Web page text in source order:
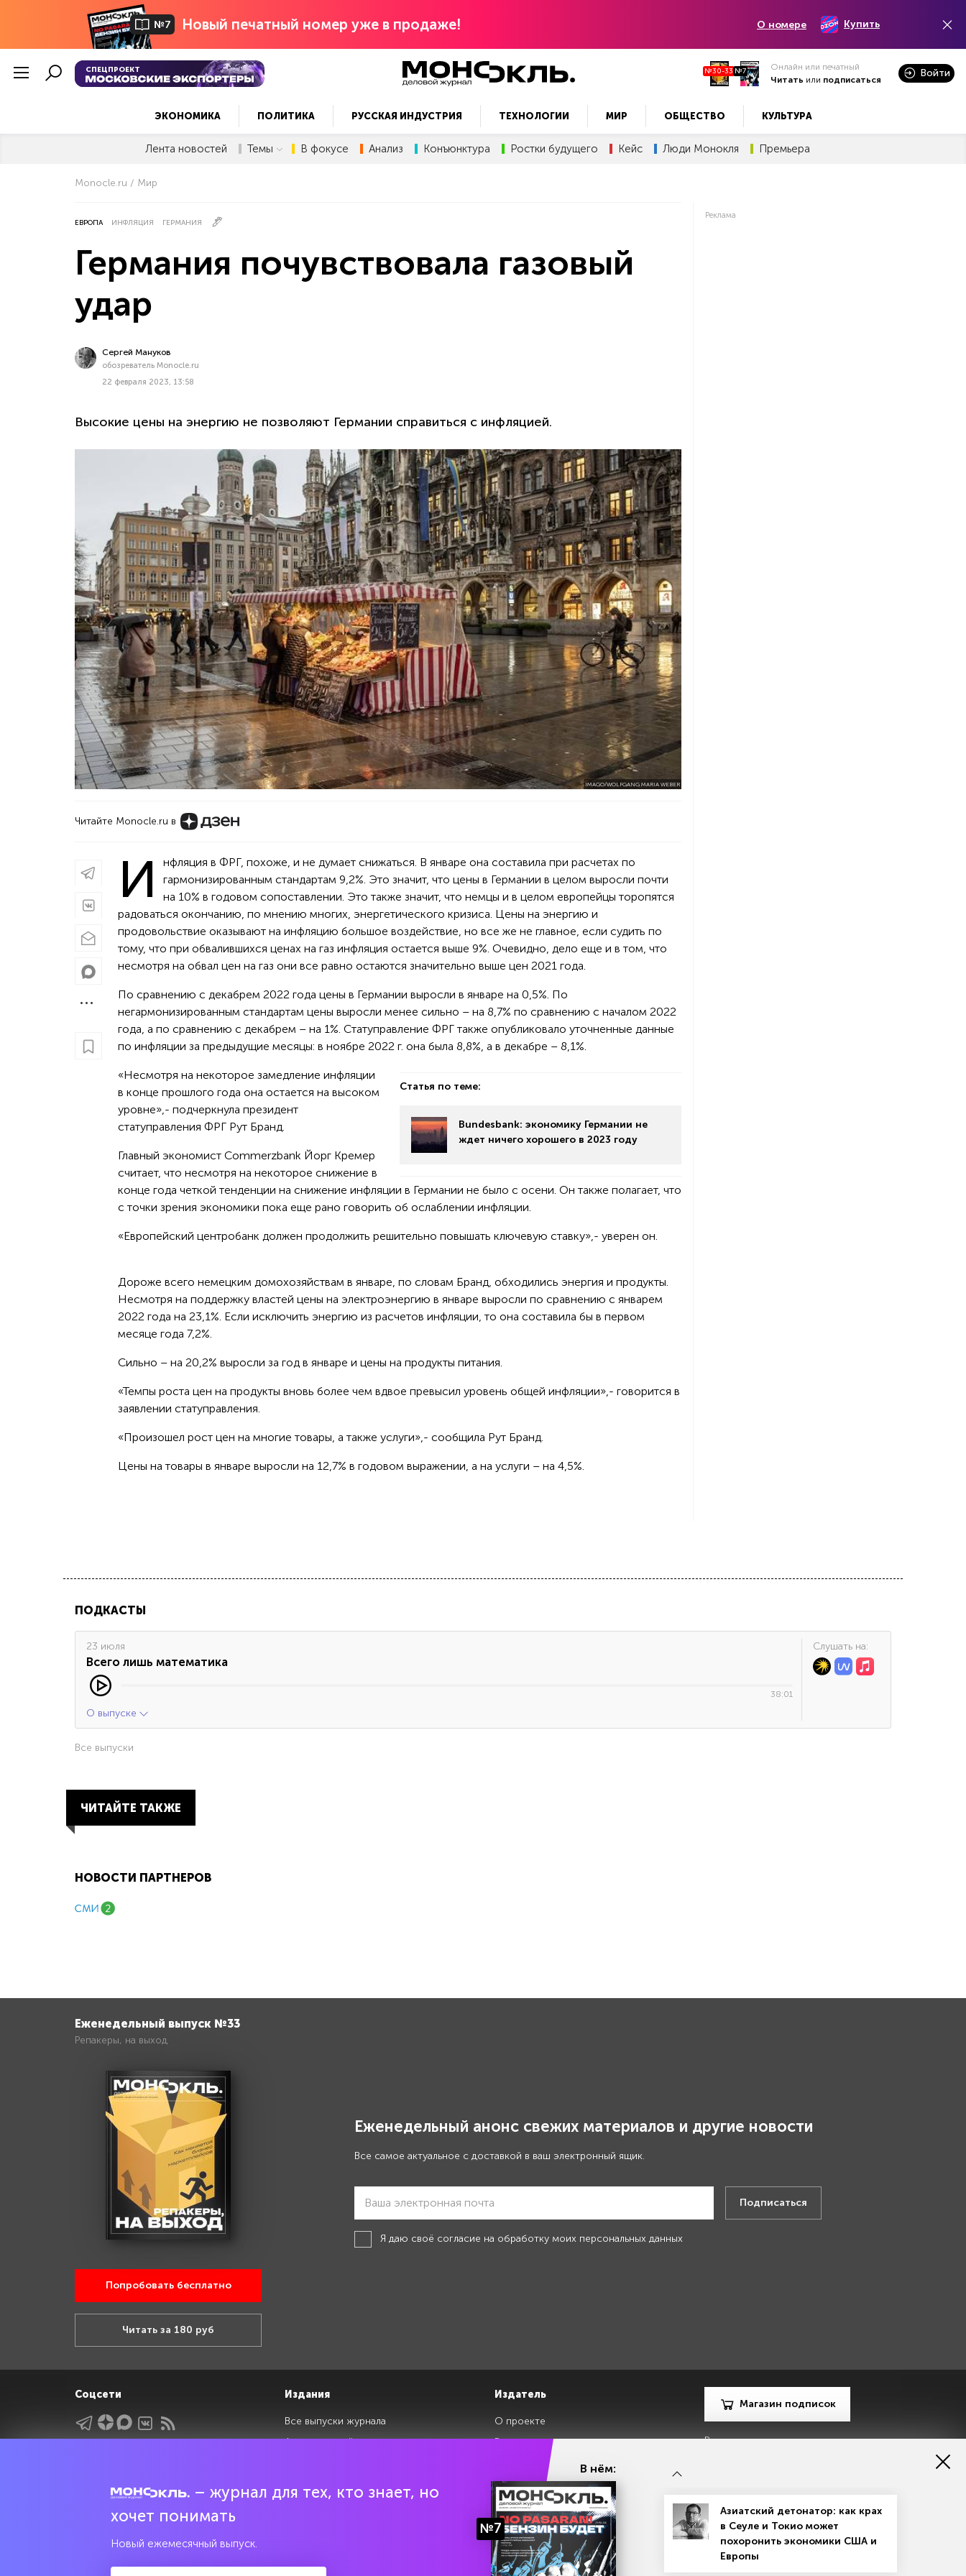
№7 Новый печатный номер уже в продаже! О номере Купить
СПЕЦПРОЕКТ №30-33 №7
Онлайн или печатный
Читать или подписаться
Войти
ЭКОНОМИКА ПОЛИТИКА РУССКАЯ ИНДУСТРИЯ ТЕХНОЛОГИИ МИР ОБЩЕСТВО КУЛЬТУРА
Лента новостей Темы В фокусе Анализ Конъюнктура Ростки будущего Кейс Люди Монокля Премьера
Monocle.ru Мир
ЕВРОПА ИНФЛЯЦИЯ ГЕРМАНИЯ
Германия почувствовала газовый
удар
Сергей Мануков
обозреватель Monocle.ru
22 февраля 2023, 13:58
Высокие цены на энергию не позволяют Германии справиться с инфляцией.
IMAGO/WOLFGANG MARIA WEBER
Читайте Monocle.ru в
И
нфляция в ФРГ, похоже, и не думает снижаться. В январе она составила при расчетах по
гармонизированным стандартам 9,2%. Это значит, что цены в Германии в целом выросли почти
на 10% в годовом сопоставлении. Это также значит, что немцы и в целом европейцы торопятся
радоваться окончанию, по мнению многих, энергетического кризиса. Цены на энергию и
продовольствие оказывают на инфляцию большое воздействие, но все же не главное, если судить по
тому, что при обвалившихся ценах на газ инфляция остается выше 9%. Очевидно, дело еще и в том, что
несмотря на обвал цен на газ они все равно остаются значительно выше цен 2021 года.
По сравнению с декабрем 2022 года цены в Германии выросли в январе на 0,5%. По
негармонизированным стандартам цены выросли менее сильно – на 8,7% по сравнению с началом 2022
года, а по сравнению с декабрем – на 1%. Статуправление ФРГ также опубликовало уточненные данные
по инфляции за предыдущие месяцы: в ноябре 2022 г. она была 8,8%, а в декабре – 8,1%.
Статья по теме:
Bundesbank: экономику Германии не
ждет ничего хорошего в 2023 году
«Несмотря на некоторое замедление инфляции
в конце прошлого года она остается на высоком
уровне»,- подчеркнула президент
статуправления ФРГ Рут Бранд.
Главный экономист Commerzbank Йорг Кремер
считает, что несмотря на некоторое снижение в
конце года четкой тенденции на снижение инфляции в Германии не было с осени. Он также полагает, что
с точки зрения экономики пока еще рано говорить об ослаблении инфляции.
«Европейский центробанк должен продолжить решительно повышать ключевую ставку»,- уверен он.
Дороже всего немецким домохозяйствам в январе, по словам Бранд, обходились энергия и продукты.
Несмотря на поддержку властей цены на электроэнергию в январе выросли по сравнению с январем
2022 года на 23,1%. Если исключить энергию из расчетов инфляции, то она составила бы в первом
месяце года 7,2%.
Сильно – на 20,2% выросли за год в январе и цены на продукты питания.
«Темпы роста цен на продукты вновь более чем вдвое превысил уровень общей инфляции»,- говорится в
заявлении статуправления.
«Произошел рост цен на многие товары, а также услуги»,- сообщила Рут Бранд.
Цены на товары в январе выросли на 12,7% в годовом выражении, а на услуги – на 4,5%.
Реклама
ПОДКАСТЫ
23 июля
Всего лишь математика
38:01
О выпуске
Cлушать на:
Все выпуски
ЧИТАЙТЕ ТАКЖЕ
НОВОСТИ ПАРТНЕРОВ
Еженедельный выпуск №33
Репакеры, на выход
Попробовать бесплатно
Читать за 180 руб
Еженедельный анонс свежих материалов и другие новости
Все самое актуальное с доставкой в ваш электронный ящик.
Подписаться
Я даю своё согласие на обработку моих персональных данных
Соцсети
Интервью
Издания
Все выпуски журнала
Архив изданий
Издатель
О проекте
Редакция
Контакты
Магазин подписок
Рекламодателям
– журнал для тех, кто знает, но
хочет понимать
Новый ежемесячный выпуск.
В нём:
№7
Азиатский детонатор: как крах
в Сеуле и Токио может
похоронить экономики США и
Европы